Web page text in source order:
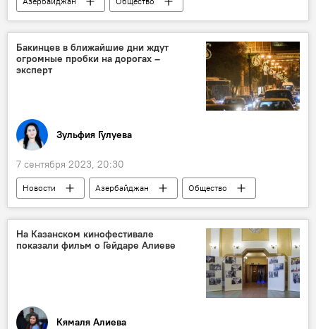
Образование
Интервью
Государственный экзаменационный центр (ГЭЦ)
Бакинцев в ближайшие дни ждут
огромные пробки на дорогах –
эксперт
Зульфия Гулуева
7 сентября 2023, 20:30
Новости Азербайджан
Общество
Пробки
мнение
Общественный транспорт
Метрополитен
На Казанском кинофестивале
показали фильм о Гейдаре Алиеве
Кямаля Алиева